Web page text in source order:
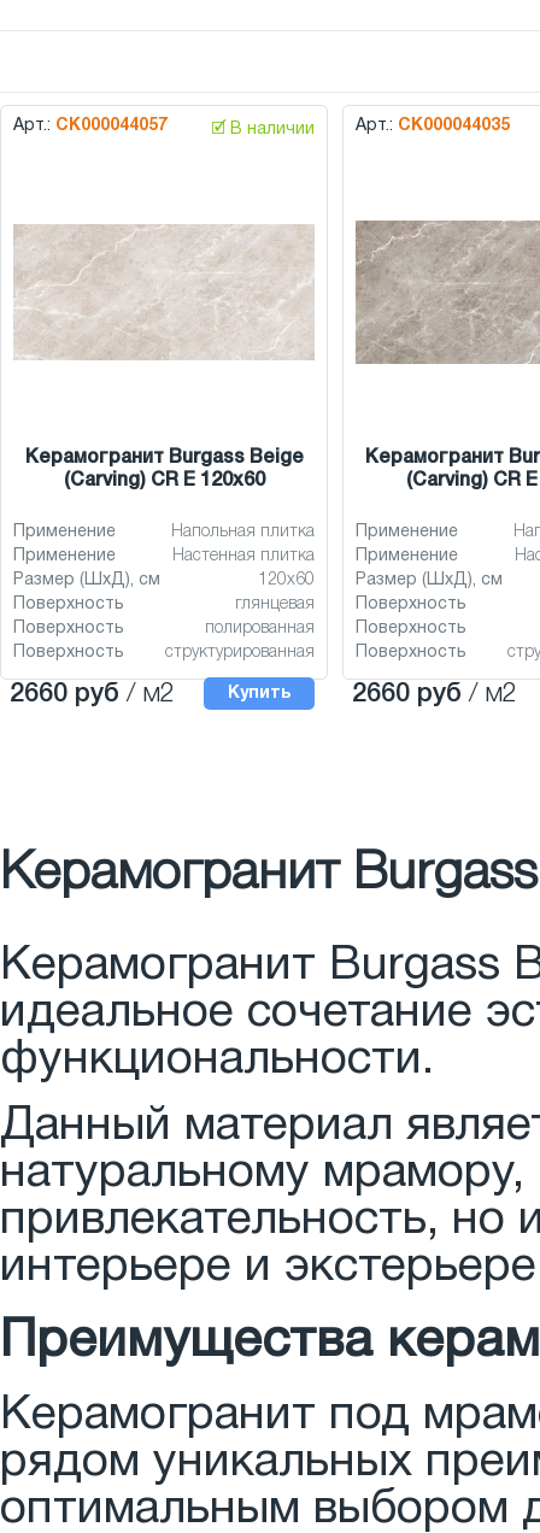
Арт.: СК000044057 🗹 В наличии
Керамогранит Burgass Beige
(Carving) CR E 120x60
Применение
Напольная плитка
Применение
Настенная плитка
Размер (ШхД), см
120x60
Поверхность
глянцевая
Поверхность
полированная
Поверхность
структурированная
2660 руб / м2 Купить
Арт.: СК000044035
Керамогранит
(Carving) CR
Применение
Применение
Размер (ШхД), см
Поверхность
Поверхность
Поверхность
2660 руб / м2
Керамогранит
Керамогранит Burgass
идеальное сочетание
функциональности.
Данный материал
натуральному мрамору,
привлекательность, но
интерьере и
Преимущества
Керамогранит под
рядом уникальных
оптимальным выбором